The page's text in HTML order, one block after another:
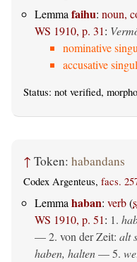
Lemma faihu: noun,
WS 1910, p. 31:
nominative
accusative
Status: not verified,
↑ Token: habandans
Codex Argenteus, facs.
Lemmahaban: verb(
WS 1910, p. 51: 1.
— 2. von der Zeit: alt
haben, halten— 5.